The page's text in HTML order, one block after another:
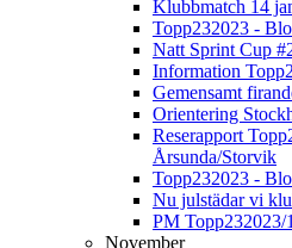
Klubbmatch 14
Topp232023 -
Natt Sprint Cup
Information
Gemensamt
Orientering
Reserapport
Årsunda/Storvik
Topp232023 -
Nu julstädar vi
PM
November